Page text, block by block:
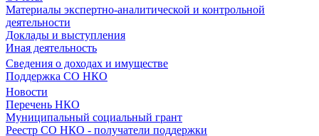
Материалы экспертно-аналитической и контрольной
деятельности
Доклады и выступления
Иная деятельность
Сведения о доходах и имуществе
Поддержка СО НКО
Новости
Перечень НКО
Муниципальный социальный грант
Реестр СО НКО - получатели поддержки